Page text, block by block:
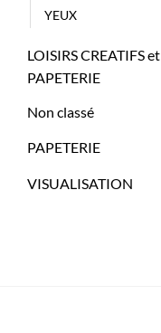
YEUX
LOISIRS CREATIFS et
PAPETERIE
Non classé
PAPETERIE
VISUALISATION